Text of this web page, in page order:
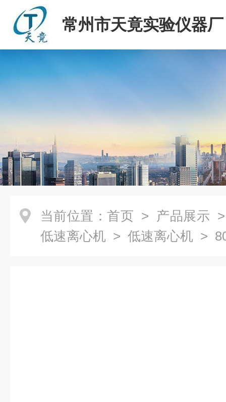
常州市天竟实验仪器厂
当前位置： 首页 > 产品展示
低速离心机 > 低速离心机 >